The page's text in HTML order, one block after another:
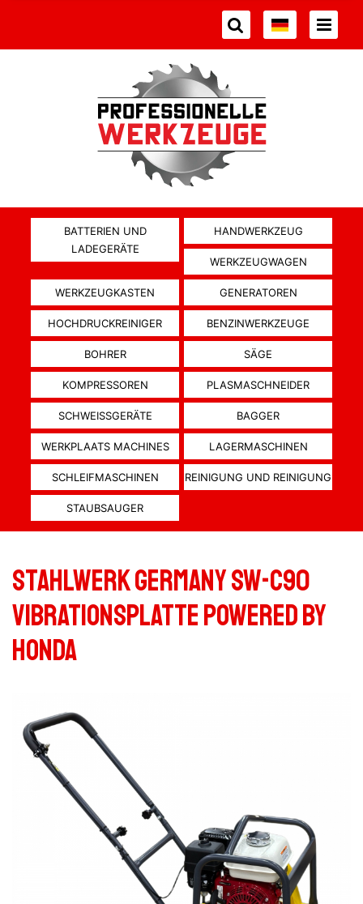
BATTERIEN UND
LADEGERÄTE
HANDWERKZEUG
WERKZEUGWAGEN
WERKZEUGKASTEN GENERATOREN
HOCHDRUCKREINIGER BENZINWERKZEUGE
BOHRER SÄGE
KOMPRESSOREN PLASMASCHNEIDER
SCHWEISSGERÄTE BAGGER
WERKPLAATS MACHINES LAGERMASCHINEN
SCHLEIFMASCHINEN REINIGUNG UND REINIGUNG
STAUBSAUGER
Stahlwerk Germany SW-C90
Vibrationsplatte Powered by
HONDA